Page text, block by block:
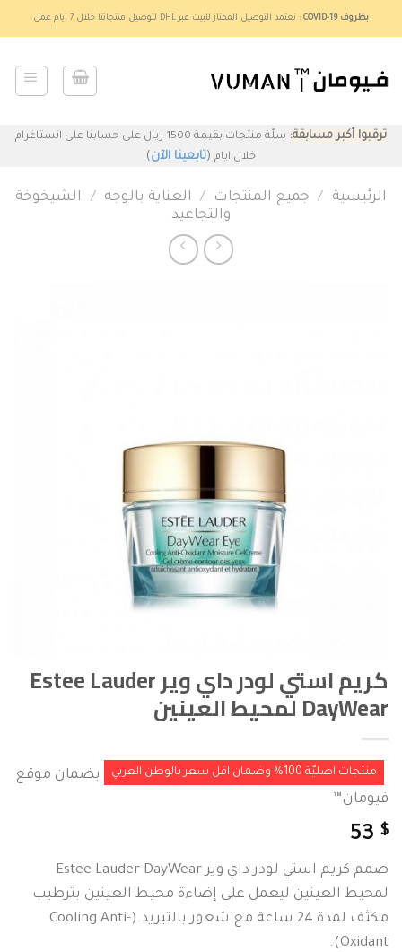
to
بظروف COVID-19 : نعتمد التوصيل الممتاز للبيت عبر DHL لتوصيل منتجاتنا خلال 7 ايام عمل
ترقبوا أكبر مسابقة:
سلّة منتجات بقيمة 1500 ريال على حسابنا على انستاغرام
خلال ايام (تابعينا الآن )
الرئيسية / جميع المنتجات / العناية بالوجه /
الشيخوخة
والتجاعيد
كريم استي لودر داي وير Estee Lauder
DayWear لمحيط العينين
منتجات اصليّة 100% وضمان اقل سعر بالوطن العربي
بضمان موقع
فيومان™
53 $
صمم كريم استي لودر داي وير Estee Lauder DayWear
لمحيط العينين ليعمل على إضاءة محيط العينين بترطيب
مكثف لمدة 24 ساعة مع شعور بالتبريد (Cooling Anti-
Oxidant).